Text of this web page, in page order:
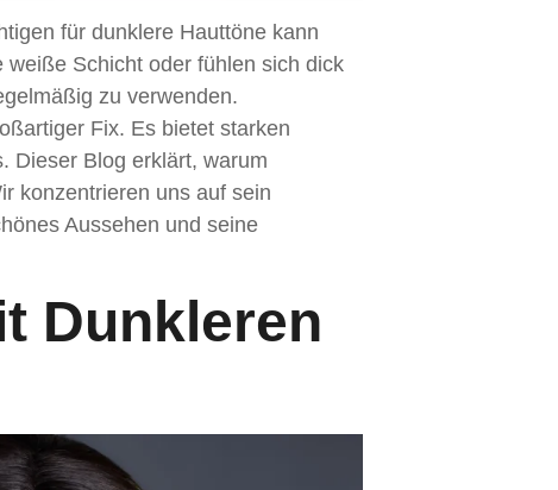
für dunklere Hauttöne kann
Schicht oder fühlen sich dick
zu verwenden.
Fix. Es bietet starken
Dieser Blog erklärt, warum
konzentrieren uns auf sein
Aussehen und seine
Dunkleren